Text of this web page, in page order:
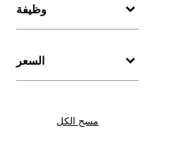
وظيفة
السعر
مسح الكل